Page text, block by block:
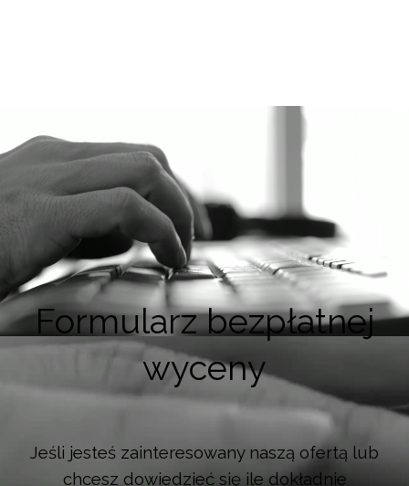
Formularz bezpłatnej
wyceny
Jeśli jesteś zainteresowany naszą ofertą lub
chcesz dowiedzieć się ile dokładnie